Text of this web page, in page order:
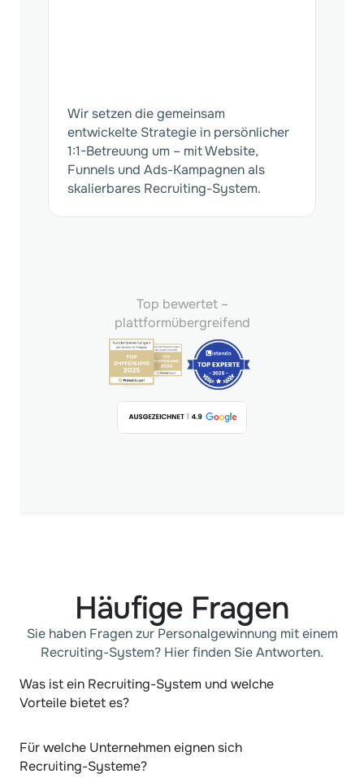
Wir setzen die gemeinsam
entwickelte Strategie in persönlicher
1:1-Betreuung um – mit Website,
Funnels und Ads-Kampagnen als
skalierbares Recruiting-System.
Top bewertet –
plattformübergreifend
Häufige Fragen
Sie haben Fragen zur Personalgewinnung mit einem
Recruiting-System? Hier finden Sie Antworten.
Was ist ein Recruiting-System und welche
Vorteile bietet es?
Für welche Unternehmen eignen sich
Recruiting-Systeme?